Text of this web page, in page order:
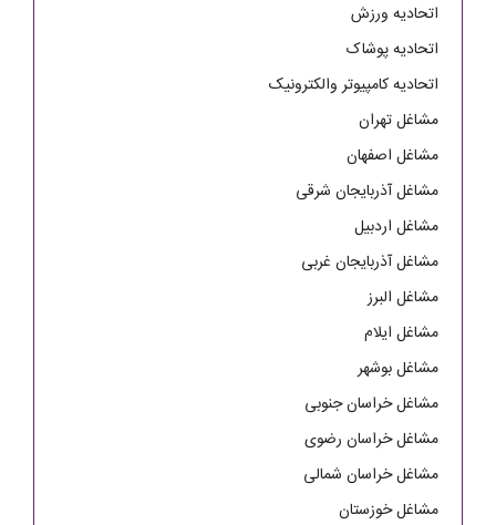
اتحادیه ورزش
اتحادیه پوشاک
اتحادیه کامپیوتر والکترونیک
مشاغل تهران
مشاغل اصفهان
مشاغل آذربایجان شرقی
مشاغل اردبیل
مشاغل آذربایجان غربی
مشاغل البرز
مشاغل ایلام
مشاغل بوشهر
مشاغل خراسان جنوبی
مشاغل خراسان رضوی
مشاغل خراسان شمالی
مشاغل خوزستان